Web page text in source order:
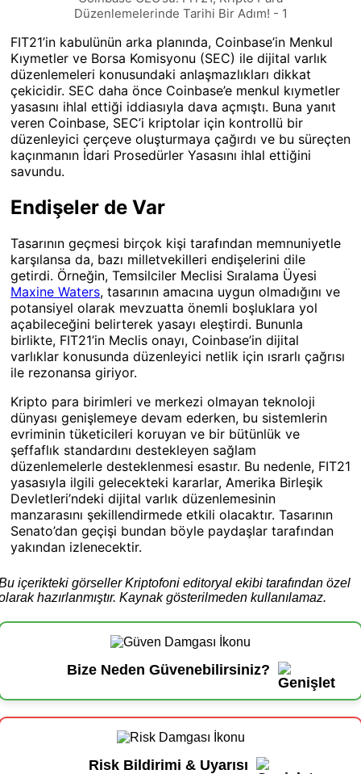
Düzenlemelerinde Tarihi Bir Adım! - 1
FIT21’in kabulünün arka planında, Coinbase’in Menkul
Kıymetler ve Borsa Komisyonu (SEC) ile dijital varlık
düzenlemeleri konusundaki anlaşmazlıkları dikkat
çekicidir. SEC daha önce Coinbase’e menkul kıymetler
yasasını ihlal ettiği iddiasıyla dava açmıştı. Buna yanıt
veren Coinbase, SEC’i kriptolar için kontrollü bir
düzenleyici çerçeve oluşturmaya çağırdı ve bu süreçten
kaçınmanın İdari Prosedürler Yasasını ihlal ettiğini
savundu.
Endişeler de Var
Tasarının geçmesi birçok kişi tarafından memnuniyetle
karşılansa da, bazı milletvekilleri endişelerini dile
getirdi. Örneğin, Temsilciler Meclisi Sıralama Üyesi
Maxine Waters, tasarının amacına uygun olmadığını ve
potansiyel olarak mevzuatta önemli boşluklara yol
açabileceğini belirterek yasayı eleştirdi. Bununla
birlikte, FIT21’in Meclis onayı, Coinbase’in dijital
varlıklar konusunda düzenleyici netlik için ısrarlı çağrısı
ile rezonansa giriyor.
Kripto para birimleri ve merkezi olmayan teknoloji
dünyası genişlemeye devam ederken, bu sistemlerin
evriminin tüketicileri koruyan ve bir bütünlük ve
şeffaflık standardını destekleyen sağlam
düzenlemelerle desteklenmesi esastır. Bu nedenle, FIT21
yasasıyla ilgili gelecekteki kararlar, Amerika Birleşik
Devletleri’ndeki dijital varlık düzenlemesinin
manzarasını şekillendirmede etkili olacaktır. Tasarının
Senato’dan geçişi bundan böyle paydaşlar tarafından
yakından izlenecektir.
içerikteki görseller Kriptofoni editoryal ekibi tarafından özel
hazırlanmıştır. Kaynak gösterilmeden kullanılamaz.
Bize Neden Güvenebilirsiniz?
Risk Bildirimi & Uyarısı